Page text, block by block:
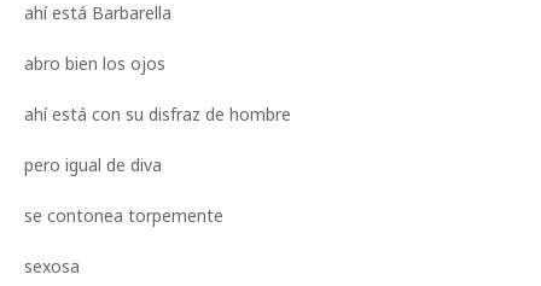
ahí está Barbarella
abro bien los ojos
ahí está con su disfraz de hombre
pero igual de diva
se contonea torpemente
sexosa